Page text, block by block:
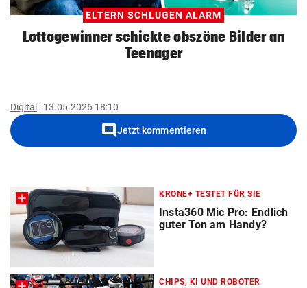
ELTERN SCHLUGEN ALARM
Lottogewinner schickte obszöne Bilder an
Teenager
Digital 13.05.2026 18:10
commentJetzt kommentieren
KRONE+ TESTET FÜR SIE
Insta360 Mic Pro: Endlich
guter Ton am Handy?
CHIPS, KI UND ROBOTER